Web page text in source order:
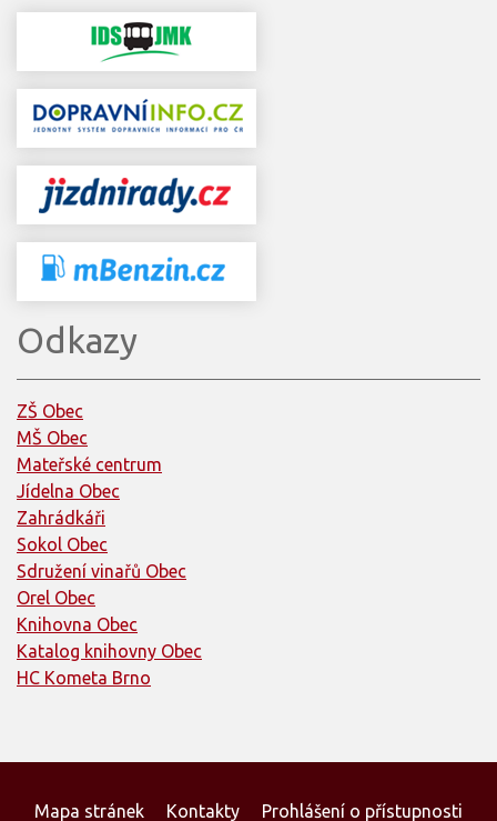
Odkazy
ZŠ Obec
MŠ Obec
Mateřské centrum
Jídelna Obec
Zahrádkáři
Sokol Obec
Sdružení vinařů Obec
Orel Obec
Knihovna Obec
Katalog knihovny Obec
HC Kometa Brno
Mapa stránek Kontakty Prohlášení o přístupnosti